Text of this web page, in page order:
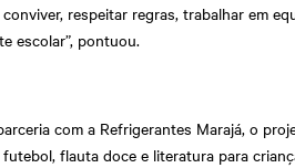
respeitar regras, trabalhar em
escolar”, pontuou.
com a Refrigerantes Marajá, o
flauta doce e literatura para